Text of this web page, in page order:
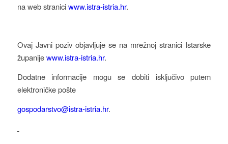
na web straniciwww.istra-istria.hr.
Ovaj Javni poziv objavljuje se na mrežnoj stranici Istarske
županijewww.istra-istria.hr.
Dodatne informacije mogu se dobiti isključivo putem
elektroničke pošte
gospodarstvo@istra-istria.hr.